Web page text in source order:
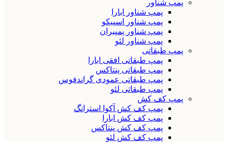
پمپ شناور
پمپ شناور ابارا
پمپ شناور اسپیکو
پمپ شناور پمپیران
پمپ شناور لئو
پمپ طبقاتی
پمپ طبقاتی افقی ابارا
پمپ طبقاتی پنتاکس
پمپ طبقاتی عمودی گراندفوس
پمپ طبقاتی لئو
پمپ کف کش
پمپ کف کش آکوا استرانگ
پمپ کف کش ابارا
پمپ کف کش پنتاکس
پمپ کف کش لئو